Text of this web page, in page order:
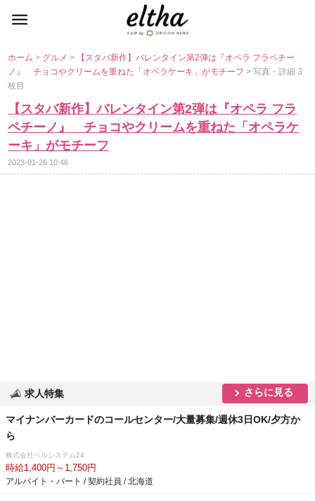
ホーム> グルメ>
【スタバ新作】バレンタイン第2弾は『オペラ フラペチー
ノ』 チョコやクリームを重ねた「オペラケーキ」がモチーフ> 写真・詳細 3
枚目
【スタバ新作】バレンタイン第2弾は『オペラ フラ
ペチーノ』 チョコやクリームを重ねた「オペラケ
ーキ」がモチーフ
2023-01-26 10:46
求人特集 さらに見る
マイナンバーカードのコールセンター/大量募集/週休3日OK/夕方か
ら
株式会社ベルシステム24
時給1,400円～1,750円
アルバイト・パート / 契約社員 / 北海道